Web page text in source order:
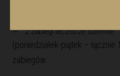
2 zabiegi lecznicze dziennie
(poniedziałek-piątek –
zabiegów: